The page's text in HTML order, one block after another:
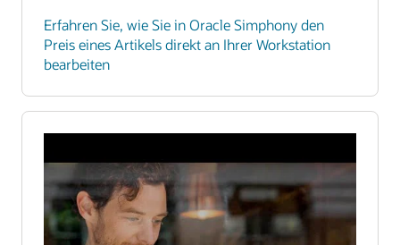
Erfahren Sie, wie Sie in Oracle Simphony den
Preis eines Artikels direkt an Ihrer Workstation
bearbeiten